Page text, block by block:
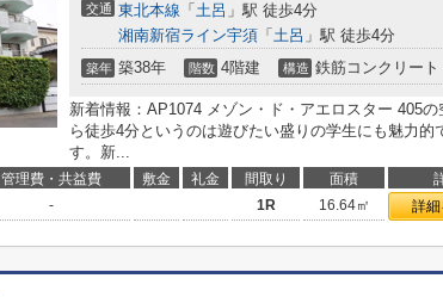
交通 東北本線 「 土呂 」駅 徒歩4分
湘南新宿ライン宇須 「 土呂 」駅 徒歩4分
築年 築38年 階数 4階建 構造 鉄筋コンクリート
新着情報：AP1074 メゾン・ド・アエロスター 405
ら徒歩4分というのは遊びたい盛りの学生にも魅力的
す。新...
管理費・共益費 敷金 礼金 間取り 面積
- 1R 16.64㎡ 詳細